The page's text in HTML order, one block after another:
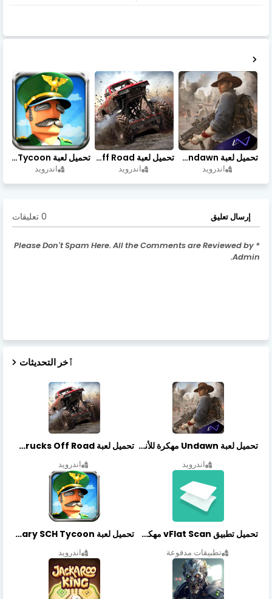
تحميل لعبة Undawn مهكرة للأندرويد أخر إصدار | تحميل مباشر + موارد غير محدودة
اندرويد
تحميل لعبة Trucks Off Road مهكرة اخر اصدار
اندرويد
تحميل لعبة Idle Military SCH Tycoon مهكرة آخر إصدار
اندرويد
إرسال تعليق 0 تعليقات
* Please Don't Spam Here. All the Comments are Reviewed by
Admin.
ٱخر التحديثات
تحميل لعبة Undawn مهكرة للأندرويد أخر إصدار | تحميل مباشر + موارد غير محدودة
اندرويد
تحميل لعبة Trucks Off Road مهكرة اخر اصدار
اندرويد
تحميل تطبيق vFlat Scan مهكر آخر إصدار
تطبيقات مدفوعة
تحميل لعبة Idle Military SCH Tycoon مهكرة آخر إصدار
اندرويد